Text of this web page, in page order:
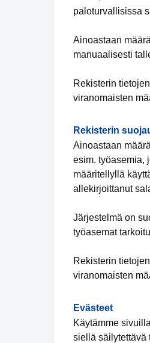
paloturvallisissa
Ainoastaan
manuaalisesti
Rekisterin
viranomaisten
Rekisterin
Ainoastaan
esim. työasemia,
määritellyllä
allekirjoittanut
Järjestelmä on
työasemat
Rekisterin
viranomaisten
Evästeet
Käytämme
siellä säilytettävä